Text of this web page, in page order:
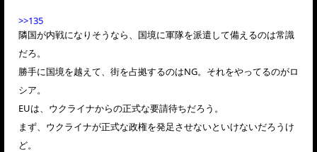
>>135
隣国が内戦になりそうなら、国境に軍隊を派遣して備えるのは常識
だろ。
勝手に国境を越えて、街を占拠するのはNG。それをやってるのがロ
シア。
EUは、ウクライナからの正式な要請待ちだろう。
まず、ウクライナが正式な政権を発足させないといけないだろうけ
ど。